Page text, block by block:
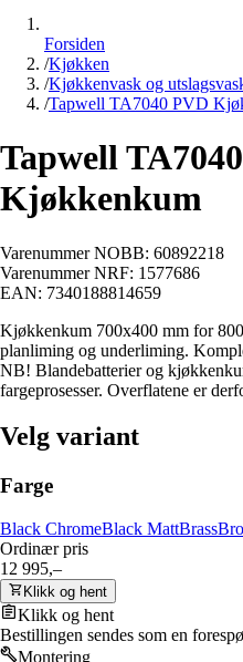
Forsiden
/Kjøkken
/Kjøkkenvask og
/Tapwell TA7040 PVD
Tapwell
Kjøkkenkum
Varenummer NOBB: 60892218
Varenummer NRF: 1577686
EAN: 7340188814659
Kjøkkenkum 700x400 mm for
planliming og underliming.
NB! Blandebatterier og
fargeprosesser. Overflatene er
Velg variant
Farge
Black ChromeBlack MattBrass
Ordinær pris
12 995,–
Klikk og hent
Klikk og hent
Bestillingen sendes som en
Montering